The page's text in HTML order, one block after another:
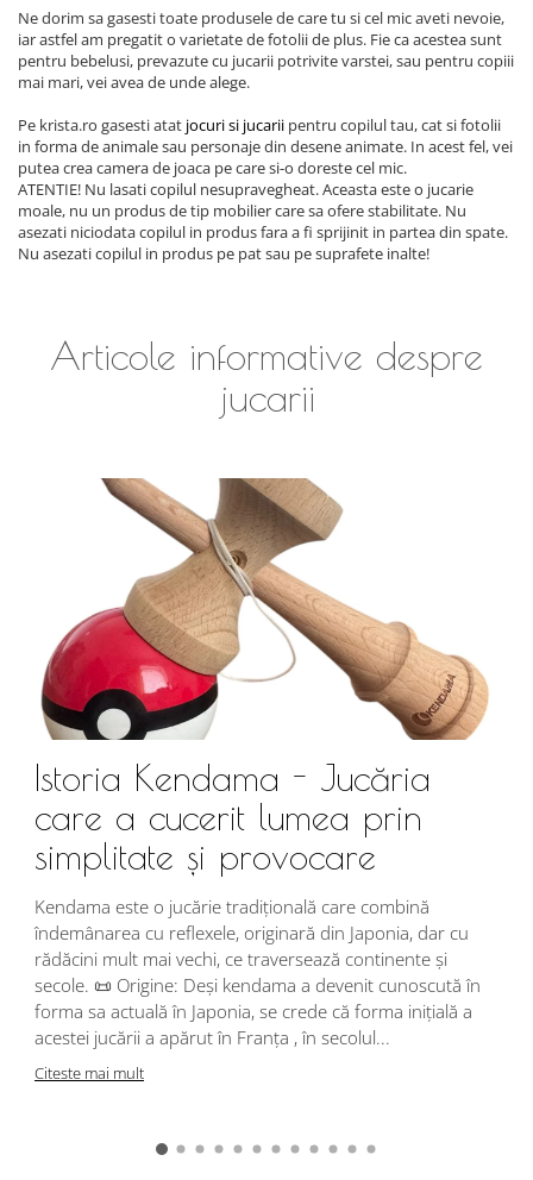
Ne dorim sa gasesti toate produsele de care tu si cel mic aveti nevoie,
iar astfel am pregatit o varietate de fotolii de plus. Fie ca acestea sunt
pentru bebelusi, prevazute cu jucarii potrivite varstei, sau pentru copiii
mai mari, vei avea de unde alege.
Pe krista.ro gasesti atat jocuri si jucarii pentru copilul tau, cat si fotolii
in forma de animale sau personaje din desene animate. In acest fel, vei
putea crea camera de joaca pe care si-o doreste cel mic.
ATENTIE! Nu lasati copilul nesupravegheat. Aceasta este o jucarie
moale, nu un produs de tip mobilier care sa ofere stabilitate. Nu
asezati niciodata copilul in produs fara a fi sprijinit in partea din spate.
Nu asezati copilul in produs pe pat sau pe suprafete inalte!
Articole informative despre
jucarii
Istoria Kendama - Jucăria
care a cucerit lumea prin
simplitate și provocare
Kendama este o jucărie tradițională care combină
îndemânarea cu reflexele, originară din Japonia, dar cu
rădăcini mult mai vechi, ce traversează continente și
secole. 📜 Origine: Deși kendama a devenit cunoscută în
forma sa actuală în Japonia, se crede că forma inițială a
acestei jucării a apărut în Franța , în secolul...
Citeste mai mult